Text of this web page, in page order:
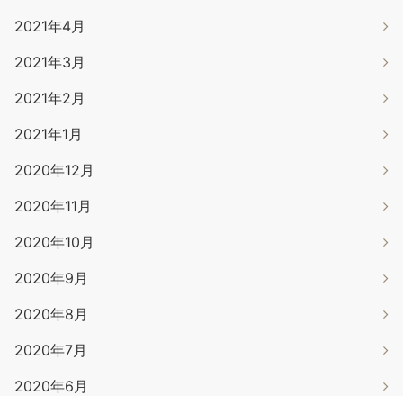
2021年4月
2021年3月
2021年2月
2021年1月
2020年12月
2020年11月
2020年10月
2020年9月
2020年8月
2020年7月
2020年6月